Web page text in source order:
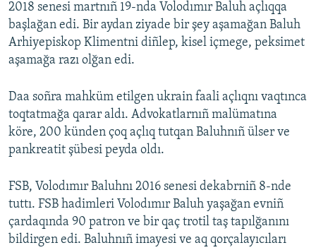
2018 senesi martnıñ 19-nda Volodımır Baluh açlıqqa
başlağan edi. Bir aydan ziyade bir şey aşamağan Baluh
Arhiyepiskop Klimentni diñlep, kisel içmege, peksimet
aşamağa razı olğan edi.
Daa soñra mahküm etilgen ukrain faali açlıqnı vaqtınca
toqtatmağa qarar aldı. Advokatlarnıñ malümatına
köre, 200 künden çoq açlıq tutqan Baluhnıñ ülser ve
pankreatit şübesi peyda oldı.
FSB, Volodımır Baluhnı 2016 senesi dekabrniñ 8-nde
tuttı. FSB hadimleri Volodımır Baluh yaşağan evniñ
çardaqında 90 patron ve bir qaç trotil taş tapılğanını
bildirgen edi. Baluhnıñ imayesi ve aq qorçalayıcıları